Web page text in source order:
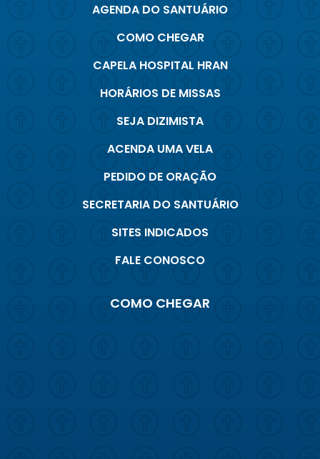
AGENDA DO SANTUÁRIO
COMO CHEGAR
CAPELA HOSPITAL HRAN
HORÁRIOS DE MISSAS
SEJA DIZIMISTA
ACENDA UMA VELA
PEDIDO DE ORAÇÃO
SECRETARIA DO SANTUÁRIO
SITES INDICADOS
FALE CONOSCO
COMO CHEGAR